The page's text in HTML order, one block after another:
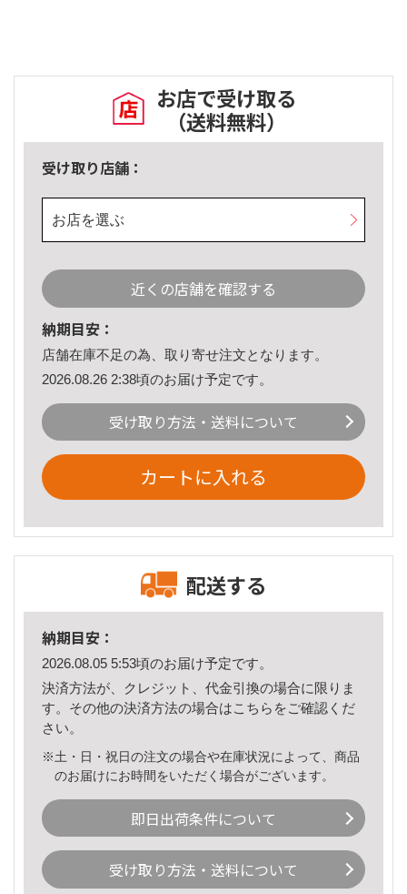
お店で受け取る
（送料無料）
受け取り店舗：
お店を選ぶ
近くの店舗を確認する
納期目安：
店舗在庫不足の為、取り寄せ注文となります。
2026.08.26 2:38頃のお届け予定です。
受け取り方法・送料について
カートに入れる
配送する
納期目安：
2026.08.05 5:53頃のお届け予定です。
決済方法が、クレジット、代金引換の場合に限りま
す。その他の決済方法の場合はこちら をご確認くだ
さい。
※土・日・祝日の注文の場合や在庫状況によって、商品
のお届けにお時間をいただく場合がございます。
即日出荷条件について
受け取り方法・送料について